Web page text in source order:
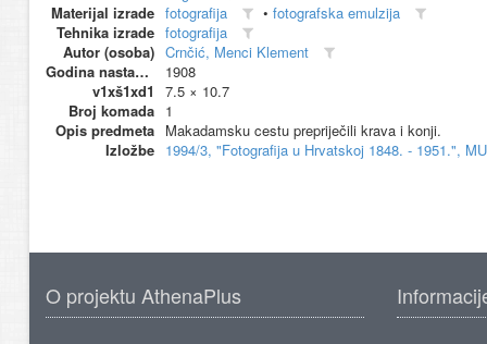
Materijal izrade fotografija • fotografska emulzija
Tehnika izrade fotografija
Autor (osoba) Crnčić, Menci Klement
Godina nastanka
1908
v1xš1xd1
7.5 × 10.7
Broj komada 1
Opis predmeta Makadamsku cestu prepriječili krava i konji.
Izložbe 1994/3, "Fotografija u Hrvatskoj 1848. - 1951.",
O projektu AthenaPlus